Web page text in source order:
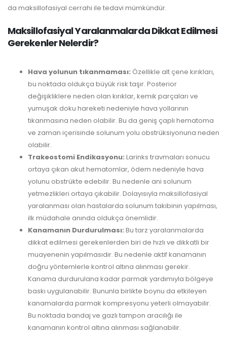
da maksillofasiyal cerrahi ile tedavi mümkündür.
Maksillofasiyal Yaralanmalarda Dikkat Edilmesi
Gerekenler Nelerdir?
Hava yolunun tıkanmaması: Özellikle alt çene kırıkları,
bu noktada oldukça büyük risk taşır. Posterior
değişikliklere neden olan kırıklar, kemik parçaları ve
yumuşak doku hareketi nedeniyle hava yollarının
tıkanmasına neden olabilir. Bu da geniş çaplı hematoma
ve zaman içerisinde solunum yolu obstrüksiyonuna neden
olabilir.
Trakeostomi Endikasyonu: Larinks travmaları sonucu
ortaya çıkan akut hematomlar, ödem nedeniyle hava
yolunu obstrükte edebilir. Bu nedenle ani solunum
yetmezlikleri ortaya çıkabilir. Dolayısıyla maksillofasiyal
yaralanması olan hastalarda solunum takibinin yapılması,
ilk müdahale anında oldukça önemlidir.
Kanamanın Durdurulması: Bu tarz yaralanmalarda
dikkat edilmesi gerekenlerden biri de hızlı ve dikkatli bir
muayenenin yapılmasıdır. Bu nedenle aktif kanamanın
doğru yöntemlerle kontrol altına alınması gerekir.
Kanama durdurulana kadar parmak yardımıyla bölgeye
baskı uygulanabilir. Bununla birlikte boynu da etkileyen
kanamalarda parmak kompresyonu yeterli olmayabilir.
Bu noktada bandaj ve gazlı tampon aracılığı ile
kanamanın kontrol altına alınması sağlanabilir.